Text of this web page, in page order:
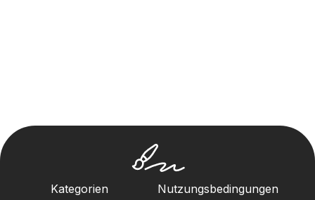
Kategorien
Nutzungsbedingungen